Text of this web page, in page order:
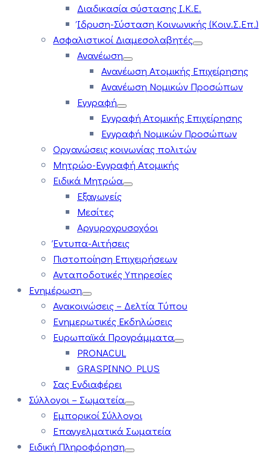
Διαδικασία σύστασης Ι.Κ.Ε.
Ίδρυση-Σύσταση Κοινωνικής (Κοιν.Σ.Επ.)
Ασφαλιστικοί Διαμεσολαβητές
Ανανέωση
Ανανέωση Ατομικής Επιχείρησης
Ανανέωση Νομικών Προσώπων
Εγγραφή
Εγγραφή Ατομικής Επιχείρησης
Εγγραφή Νομικών Προσώπων
Οργανώσεις κοινωνίας πολιτών
Μητρώο-Εγγραφή Ατομικής
Ειδικά Μητρώα
Εξαγωγείς
Μεσίτες
Αργυροχρυσοχόοι
Έντυπα-Αιτήσεις
Πιστοποίηση Επιχειρήσεων
Ανταποδοτικές Υπηρεσίες
Ενημέρωση
Ανακοινώσεις – Δελτία Τύπου
Ενημερωτικές Εκδηλώσεις
Ευρωπαϊκά Προγράμματα
PRONACUL
GRASPINNO PLUS
Σας Ενδιαφέρει
Σύλλογοι – Σωματεία
Εμπορικοί Σύλλογοι
Επαγγελματικά Σωματεία
Ειδική Πληροφόρηση